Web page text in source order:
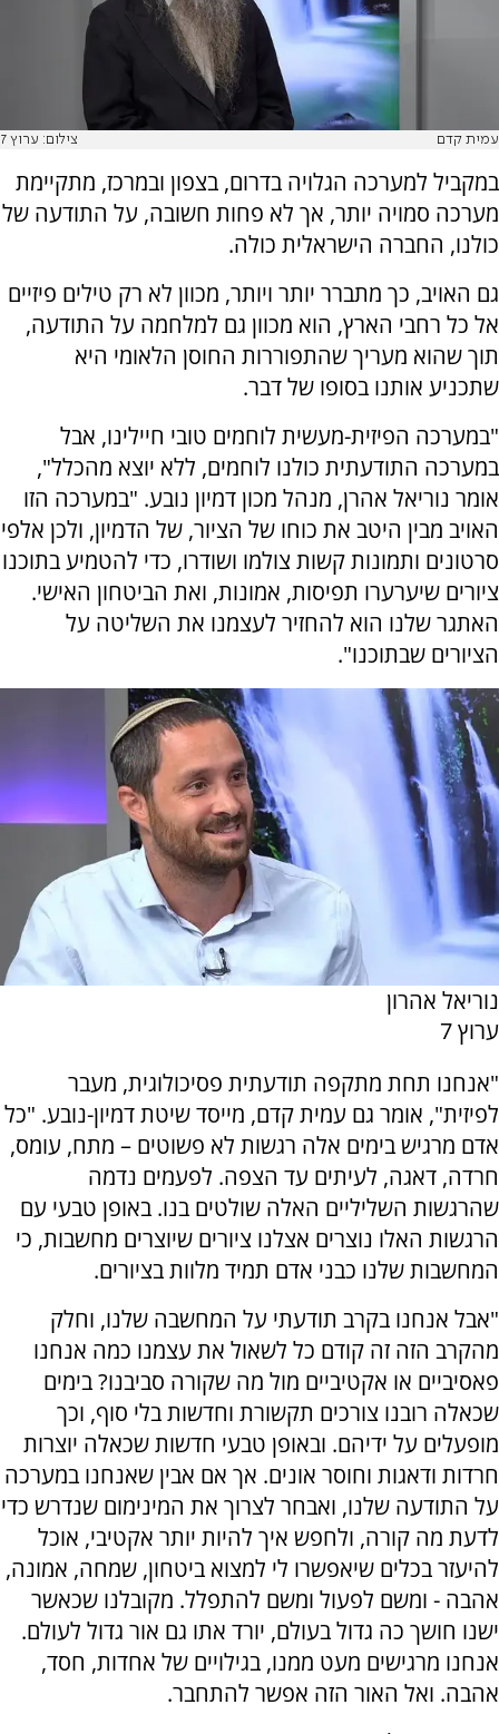
עמית קדם צילום: ערוץ 7
במקביל למערכה הגלויה בדרום, בצפון ובמרכז, מתקיימת
מערכה סמויה יותר, אך לא פחות חשובה, על התודעה של
כולנו, החברה הישראלית כולה.
גם האויב, כך מתברר יותר ויותר, מכוון לא רק טילים פיזיים
אל כל רחבי הארץ, הוא מכוון גם למלחמה על התודעה,
תוך שהוא מעריך שהתפוררות החוסן הלאומי היא
שתכניע אותנו בסופו של דבר.
"במערכה הפיזית-מעשית לוחמים טובי חיילינו, אבל
במערכה התודעתית כולנו לוחמים, ללא יוצא מהכלל",
אומר נוריאל אהרן, מנהל מכון דמיון נובע. "במערכה הזו
האויב מבין היטב את כוחו של הציור, של הדמיון, ולכן אלפי
סרטונים ותמונות קשות צולמו ושודרו, כדי להטמיע בתוכנו
ציורים שיערערו תפיסות, אמונות, ואת הביטחון האישי.
האתגר שלנו הוא להחזיר לעצמנו את השליטה על
הציורים שבתוכנו".
נוריאל אהרון
ערוץ 7
"אנחנו תחת מתקפה תודעתית פסיכולוגית, מעבר
לפיזית", אומר גם עמית קדם, מייסד שיטת דמיון-נובע. "כל
אדם מרגיש בימים אלה רגשות לא פשוטים – מתח, עומס,
חרדה, דאגה, לעיתים עד הצפה. לפעמים נדמה
שהרגשות השליליים האלה שולטים בנו. באופן טבעי עם
הרגשות האלו נוצרים אצלנו ציורים שיוצרים מחשבות, כי
המחשבות שלנו כבני אדם תמיד מלוות בציורים.
"אבל אנחנו בקרב תודעתי על המחשבה שלנו, וחלק
מהקרב הזה זה קודם כל לשאול את עצמנו כמה אנחנו
פאסיביים או אקטיביים מול מה שקורה סביבנו? בימים
שכאלה רובנו צורכים תקשורת וחדשות בלי סוף, וכך
מופעלים על ידיהם. ובאופן טבעי חדשות שכאלה יוצרות
חרדות ודאגות וחוסר אונים. אך אם אבין שאנחנו במערכה
על התודעה שלנו, ואבחר לצרוך את המינימום שנדרש כדי
לדעת מה קורה, ולחפש איך להיות יותר אקטיבי, אוכל
להיעזר בכלים שיאפשרו לי למצוא ביטחון, שמחה, אמונה,
אהבה - ומשם לפעול ומשם להתפלל. מקובלנו שכאשר
ישנו חושך כה גדול בעולם, יורד אתו גם אור גדול לעולם.
אנחנו מרגישים מעט ממנו, בגילויים של אחדות, חסד,
אהבה. ואל האור הזה אפשר להתחבר.